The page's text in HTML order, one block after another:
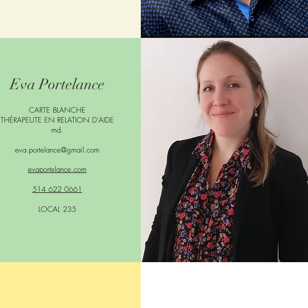
Eva Portelance
CARTE BLANCHE
THÉRAPEUTE EN RELATION D'AIDE
md.
eva.portelance@gmail.com
evaportelance.com
514 622 0661
LOCAL 235